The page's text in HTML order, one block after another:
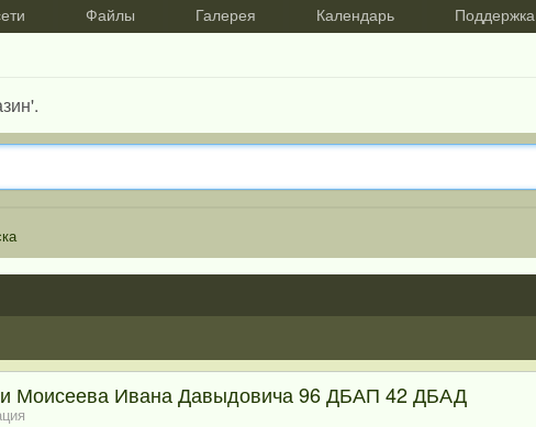
Файлы Галерея Календарь Поддержка
Моисеева Ивана Давыдовича 96 ДБАП 42 ДБАД